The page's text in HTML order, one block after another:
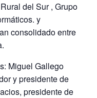
del Sur , Grupo
y
consolidado entre
Miguel Gallego
y presidente de
presidente de